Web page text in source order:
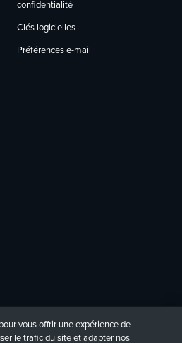
confidentialité
Clés logicielles
Préférences e-mail
vous offrir une expérience de
le trafic du site et adapter nos